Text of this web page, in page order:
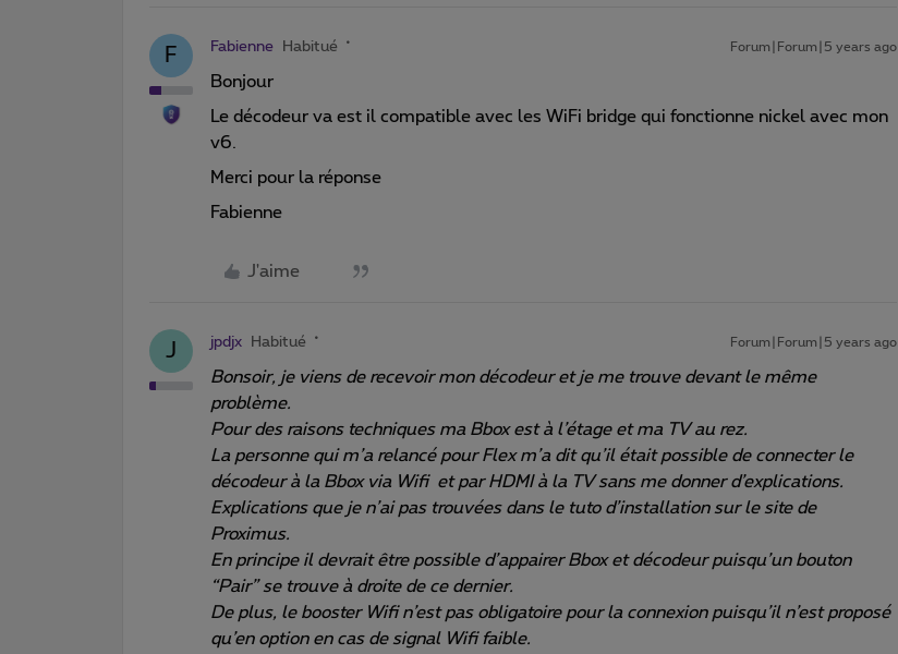
F Fabienne Habitué Forum|Forum|5 years ago
Bonjour
Le décodeur va est il compatible avec les WiFi bridge qui fonctionne nickel avec mon
v6.
Merci pour la réponse
Fabienne
J'aime
J jpdjx Habitué Forum|Forum|5 years ago
Bonsoir, je viens de recevoir mon décodeur et je me trouve devant le même
problème.
Pour des raisons techniques ma Bbox est à l’étage et ma TV au rez.
La personne qui m’a relancé pour Flex m’a dit qu’il était possible de connecter le
décodeur à la Bbox via Wifi et par HDMI à la TV sans me donner d’explications.
Explications que je n’ai pas trouvées dans le tuto d’installation sur le site de
Proximus.
En principe il devrait être possible d’appairer Bbox et décodeur puisqu’un bouton
“Pair” se trouve à droite de ce dernier.
De plus, le booster Wifi n’est pas obligatoire pour la connexion puisqu’il n’est proposé
qu’en option en cas de signal Wifi faible.